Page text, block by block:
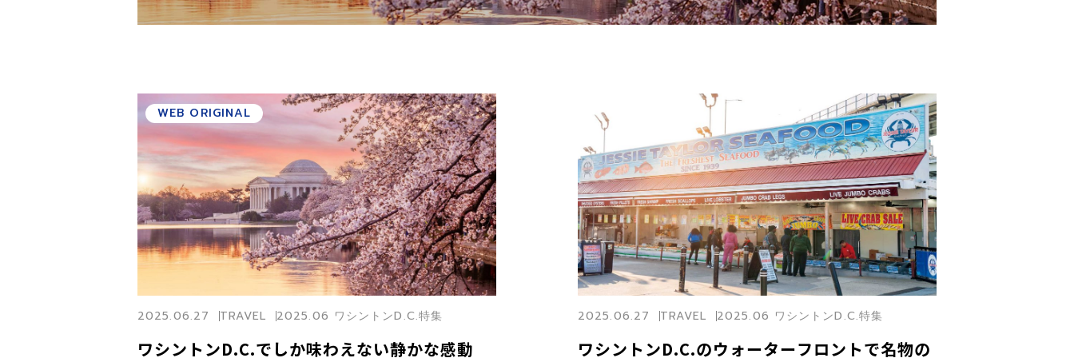
ワシントンD.C.でしか味わえない静かな感動
2025.06.27 TRAVEL 2025.06 ワシントンD.C.特集
WEB ORIGINAL
ワシントンD.C.のウォーターフロントで名物の
2025.06.27 TRAVEL 2025.06 ワシントンD.C.特集